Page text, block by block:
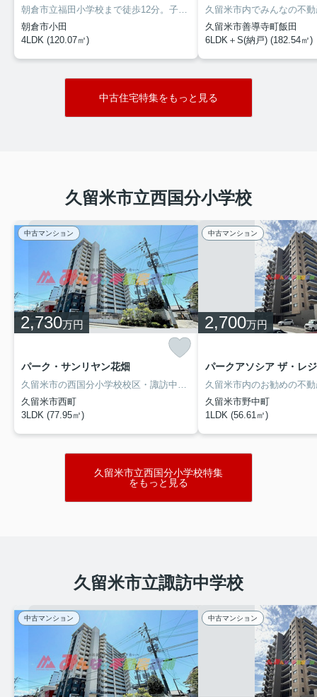
んなの不動産本舗にお任せ下さい。
南小学校校区内のお勧め中古住宅
物件詳細へ
分譲地されたエリア内の物件ですので前面
道路も広く、土地の形状も良い敷地に太陽
光設置のオール電化住宅です。居住中です
が、事前のご予約でご案内可能です♪
朝倉市立福田小学校まで徒歩12分。子どもを安心して学校に通わせたいファミリーにおすすめです。IH調理器付き物件ですので、お子様・ご年配に優しい設備です。現在、外壁塗装中となっております。詳細は、みんなの不動産成冨（なるとみ） までご連絡下さい。080-7278-2269
朝倉市小田
4LDK (120.07㎡)
久留米市善導寺町飯田
6LDK＋S(納戸) (182.54㎡)
中古住宅特集をもっと見る
久留米市立西国分小学校
中古マンション
2,730万円
パーク・サンリヤン花畑
久留米市の西国分小学校校区・諏訪中学校校区の築１１年の中古マンションです。西鉄花畑駅まで徒歩８分の立地で、西鉄電車をご利用される方におすすめです。駐車場も平置き駐車場が確保できますので、機械式駐車場の様なストレスなく利用できます。ハウスクリーニングを施工後にお引き渡しとなります。
久留米市西町
3LDK (77.95㎡)
中古マンション
2,700万円
パークアソシア ザ・レ
久留米市野中町
1LDK (56.61㎡)
久留米市立西国分小学校特集
をもっと見る
久留米市立諏訪中学校
中古マンション 中古マンション